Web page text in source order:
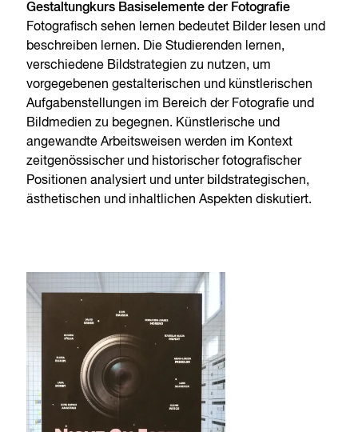
Gestaltungkurs Basiselemente der Fotografie
Fotografisch sehen lernen bedeutet Bilder lesen und
beschreiben lernen. Die Studierenden lernen,
verschiedene Bildstrategien zu nutzen, um
vorgegebenen gestalterischen und künstlerischen
Aufgabenstellungen im Bereich der Fotografie und
Bildmedien zu begegnen. Künstlerische und
angewandte Arbeitsweisen werden im Kontext
zeitgenössischer und historischer fotografischer
Positionen analysiert und unter bildstrategischen,
ästhetischen und inhaltlichen Aspekten diskutiert.